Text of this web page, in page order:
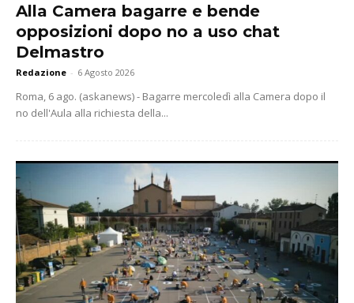
Alla Camera bagarre e bende
opposizioni dopo no a uso chat
Delmastro
Redazione - 6 Agosto 2026
Roma, 6 ago. (askanews) - Bagarre mercoledì alla Camera dopo il
no dell'Aula alla richiesta della...